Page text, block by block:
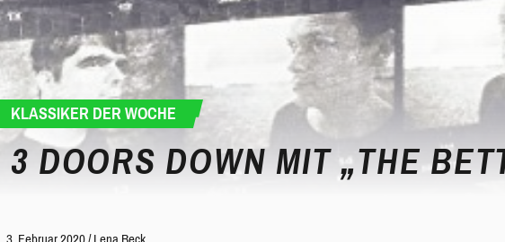
KLASSIKER DER WOCHE
3 DOORS DOWN MIT „THE
3. Februar 2020/Lena Beck